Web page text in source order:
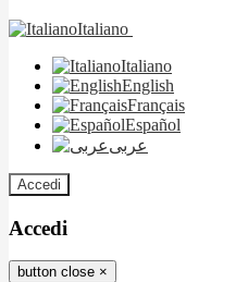
Italiano
Italiano
English
Français
Español
عربى
Accedi
Accedi
button close ×